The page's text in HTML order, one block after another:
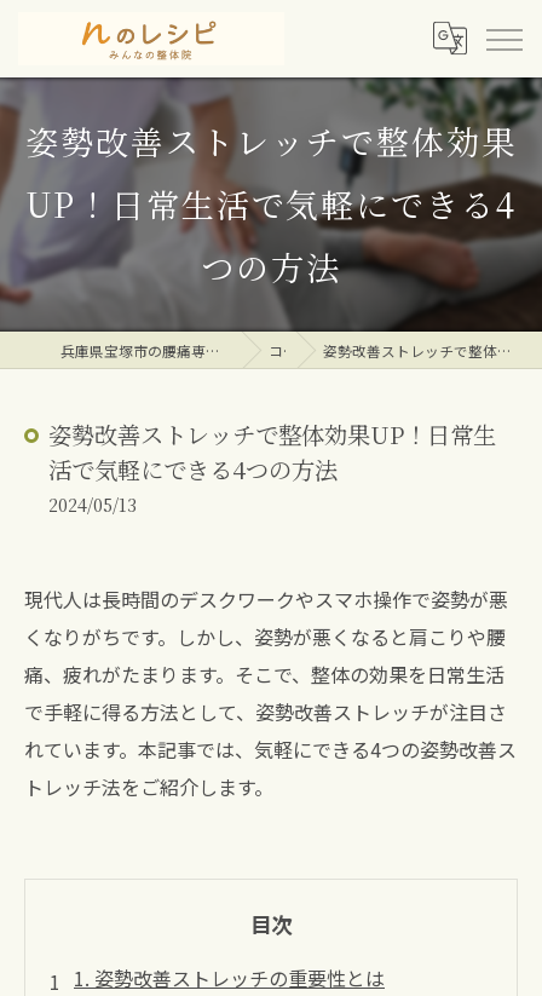
姿勢改善ストレッチで整体効果
UP！日常生活で気軽にできる4
つの方法
兵庫県宝塚市の腰痛専門整体院ならｎのレシピみんなの整体院 コラム 姿勢改善ストレッチで整体効果UP！日常生活で気軽にできる4つの方法
姿勢改善ストレッチで整体効果UP！日常生
活で気軽にできる4つの方法
2024/05/13
現代人は長時間のデスクワークやスマホ操作で姿勢が悪
くなりがちです。しかし、姿勢が悪くなると肩こりや腰
痛、疲れがたまります。そこで、整体の効果を日常生活
で手軽に得る方法として、姿勢改善ストレッチが注目さ
れています。本記事では、気軽にできる4つの姿勢改善ス
トレッチ法をご紹介します。
目次
1. 姿勢改善ストレッチの重要性とは